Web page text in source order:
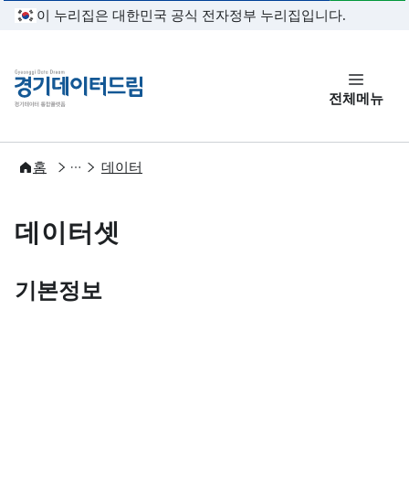
본문 바로가기
이 누리집은 대한민국 공식 전자정부 누리집입니다.
경기데이터드림
전체메뉴
홈
개방 데이터
데이터셋
기본정보